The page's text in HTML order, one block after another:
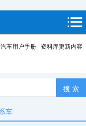
汽车用户手册 资料库更新内容
车